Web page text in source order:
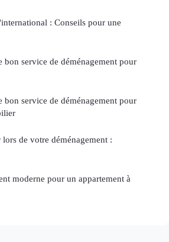
: Conseils pour une
bon service de déménagement pour
bon service de déménagement pour
de votre déménagement :
moderne pour un appartement à